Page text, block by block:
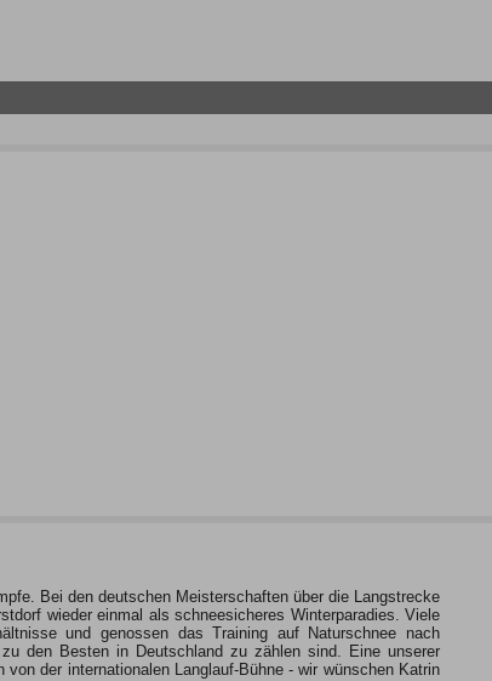
Bei den deutschen Meisterschaften über die Langstrecke
wieder einmal als schneesicheres Winterparadies. Viele
und genossen das Training auf Naturschnee nach
den Besten in Deutschland zu zählen sind. Eine unserer
der internationalen Langlauf-Bühne - wir wünschen Katrin